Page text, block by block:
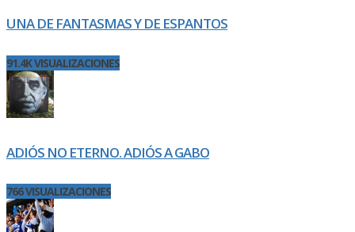
UNA DE FANTASMAS Y DE ESPANTOS
91.4K VISUALIZACIONES
ADIÓS NO ETERNO. ADIÓS A GABO
766 VISUALIZACIONES